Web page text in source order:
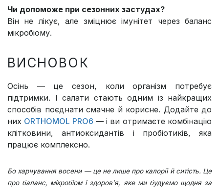
Чи допоможе при сезонних застудах?
Він не лікує, але зміцнює імунітет через баланс
мікробіому.
ВИСНОВОК
Осінь — це сезон, коли організм потребує
підтримки. І салати стають одним із найкращих
способів поєднати смачне й корисне. Додайте до
них ORTHOMOL PRO6 — і ви отримаєте комбінацію
клітковини, антиоксидантів і пробіотиків, яка
працює комплексно.
Бо харчування восени — це не лише про калорії й ситість. Це
про баланс, мікробіом і здоров’я, яке ми будуємо щодня за